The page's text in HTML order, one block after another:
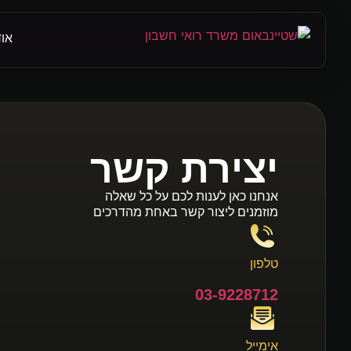
רואה
החזריצירת קשר
אנחנו כאן לענות לכם על כל שאלה
מוזמנים ליצור קשר באחת מהדרכים
03-9228712
טלפון
אימייל